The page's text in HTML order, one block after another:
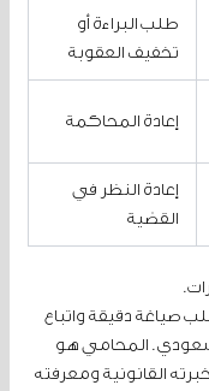
طلب البراءة أو
تخفيف العقوبة
إعادة المحاكمة
إعادة النظر في
القضية
صياغة دقيقة واتباع
المحامي هو
القانونية ومعرفته